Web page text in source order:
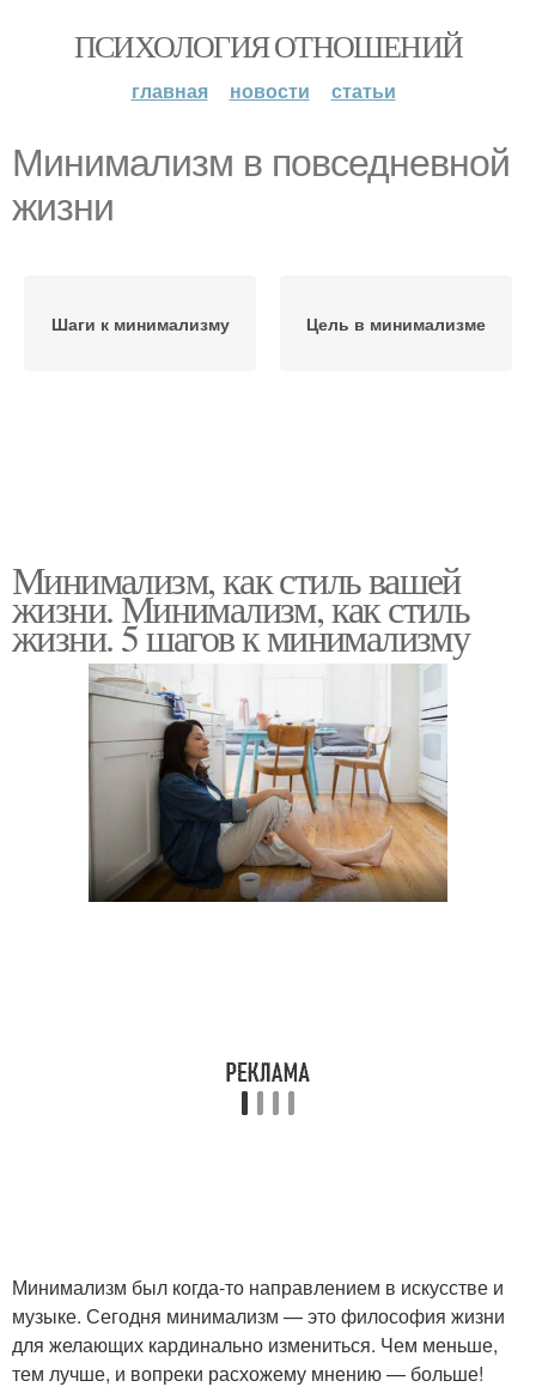
ПСИХОЛОГИЯ ОТНОШЕНИЙ
главная новости статьи
Минимализм в повседневной
жизни
Шаги к минимализму Цель в минимализме
Минимализм, как стиль вашей
жизни. Минимализм, как стиль
жизни. 5 шагов к минимализму
Минимализм был когда-то направлением в искусстве и
музыке. Сегодня минимализм — это философия жизни
для желающих кардинально измениться. Чем меньше,
тем лучше, и вопреки расхожему мнению — больше!